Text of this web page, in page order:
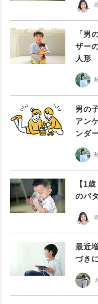
「男
ザー
人形
男の
アン
ンダー
【1
のパ
最近
づき